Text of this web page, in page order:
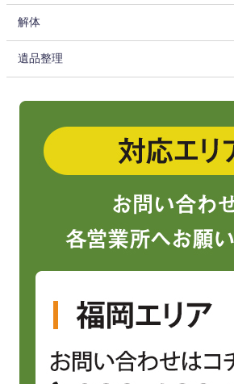
解体
遺品整理